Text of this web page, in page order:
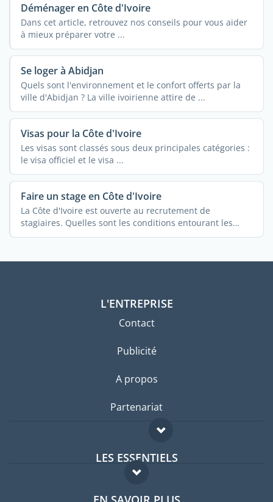
Déménager en Côte d'Ivoire
Dans cet article, retrouvez nos conseils pour vous aider
à mieux préparer votre ...
Se loger à Abidjan
Quels sont l'environnement et le confort offerts par la
ville d'Abidjan ? La ville ivoirienne attire de ...
Visas pour la Côte d'Ivoire
Les visas sont classés sous deux principales catégories :
le visa officiel et le visa ...
Faire un stage en Côte d'Ivoire
La Côte d'Ivoire est ouverte au recrutement de
stagiaires. Quelles sont les conditions entourant les
stages ...
L'ENTREPRISE
Contact
Publicité
A propos
Partenariat
LES ESSENTIELS
Forum expatriés